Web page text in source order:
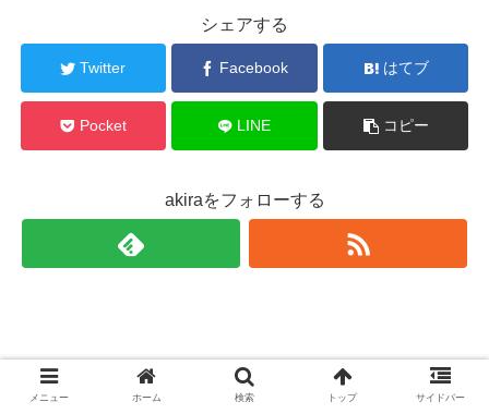
シェアする
Twitter Facebook はてブ
Pocket LINE コピー
akiraをフォローする
メニュー ホーム 検索 トップ サイドバー